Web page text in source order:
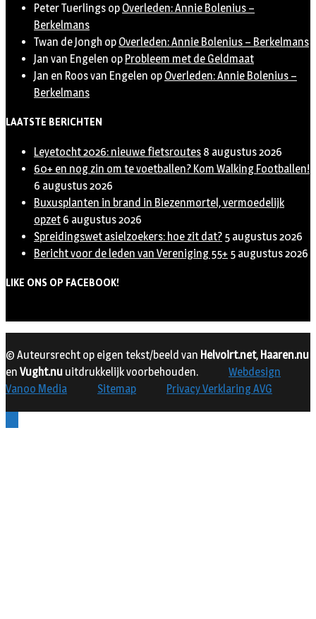
Peter Tuerlings op Overleden: Annie Bolenius –
Berkelmans
Twan de Jongh op Overleden: Annie Bolenius – Berkelmans
Jan van Engelen op Probleem met de Geldmaat
Jan en Roos van Engelen op Overleden: Annie Bolenius –
Berkelmans
LAATSTE BERICHTEN
Leyetocht 2026: nieuwe fietsroutes 8 augustus 2026
60+ en nog zin om te voetballen? Kom Walking Footballen!
6 augustus 2026
Buxusplanten in brand in Biezenmortel, vermoedelijk
opzet 6 augustus 2026
Spreidingswet asielzoekers: hoe zit dat? 5 augustus 2026
Bericht voor de leden van Vereniging 55+ 5 augustus 2026
LIKE ONS OP FACEBOOK!
© Auteursrecht op eigen tekst/beeld van Helvoirt.net, Haaren.nu
en Vught.nu uitdrukkelijk voorbehouden.
Webdesign
Vanoo Media
Sitemap Privacy Verklaring AVG